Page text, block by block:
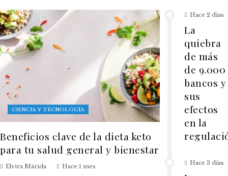
CIENCIA Y TECNOLOGÍA
Beneficios clave de la dieta keto
para tu salud general y bienestar
Elvira Márida Hace 1 mes
Hace 2 días
La
quiebra
de más
de 9.000
bancos y
sus
efectos
en la
Hace 3 días